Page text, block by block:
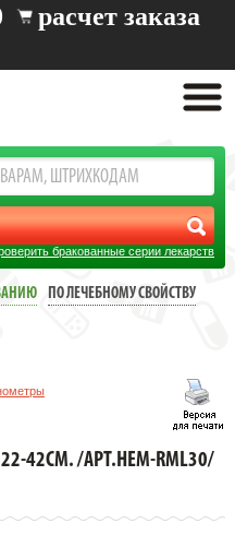
расчет заказа
бракованные серии лекарств
ПО ЛЕЧЕБНОМУ СВОЙСТВУ
42СМ. /АРТ.HEM-RML30/